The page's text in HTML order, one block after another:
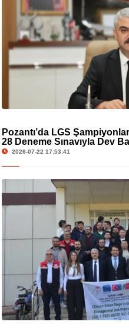
Pozantı’da LGS
28 Deneme Sınavıyla Dev
2026-07-22 17:53:41